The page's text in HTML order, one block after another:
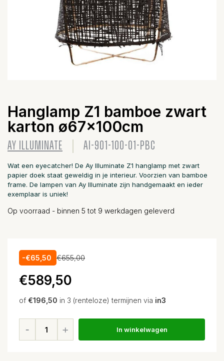
Hanglamp Z1 bamboe zwart
karton ø67x100cm
AY ILLUMINATE AI-901-100-01-PBC
Wat een eyecatcher! De Ay Illuminate Z1 hanglamp met zwart
papier doek staat geweldig in je interieur. Voorzien van bamboe
frame. De lampen van Ay Illuminate zijn handgemaakt en ieder
exemplaar is uniek!
Op voorraad - binnen 5 tot 9 werkdagen geleverd
-€65,50 €655,00
€589,50
of €196,50 in 3 (renteloze) termijnen via in3
In winkelwagen